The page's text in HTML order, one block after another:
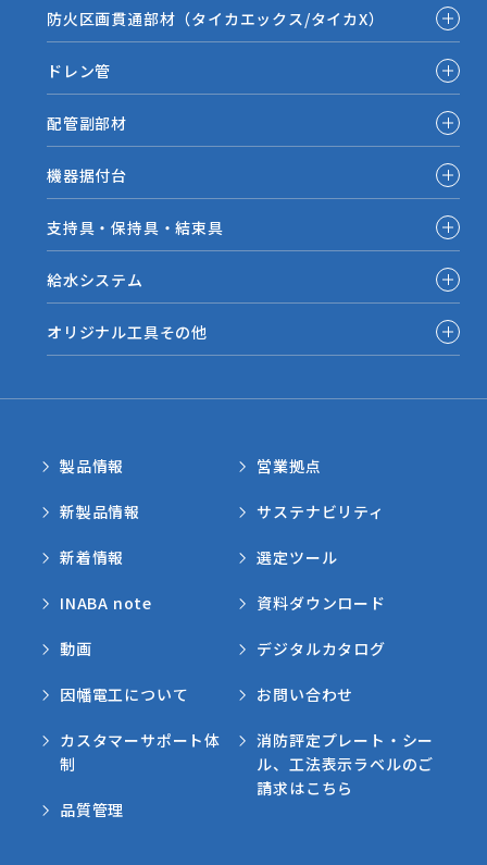
防火区画貫通部材（タイカエックス/タイカX）
ドレン管
配管副部材
機器据付台
支持具・保持具・結束具
給水システム
オリジナル工具その他
製品情報
新製品情報
新着情報
INABA note
動画
因幡電工について
カスタマーサポート体
制
品質管理
営業拠点
サステナビリティ
選定ツール
資料ダウンロード
デジタルカタログ
お問い合わせ
消防評定プレート・シー
ル、工法表示ラベルのご
請求はこちら